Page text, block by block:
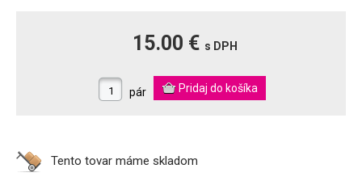
15.00 € s DPH
pár
Tento tovar máme skladom